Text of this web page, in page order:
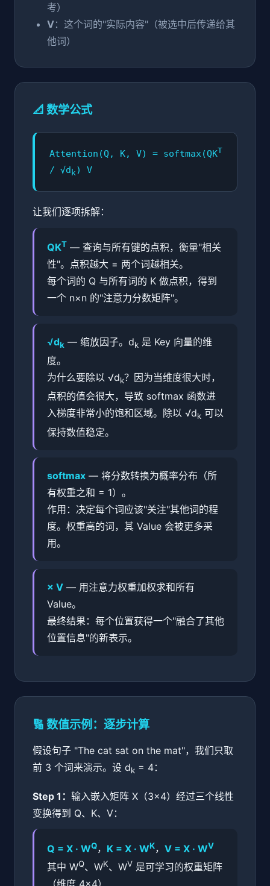
考）
V：这个词的"实际内容"（被选中后传递给其
他词）
📐 数学公式
Attention(Q, K, V) = softmax(QKT
/ √d k ) V
让我们逐项拆解：
QKT — 查询与所有键的点积，衡量"相关
性"。点积越大 = 两个词越相关。
每个词的 Q 与所有词的 K 做点积，得到
一个 n×n 的"注意力分数矩阵"。
√dk — 缩放因子。dk是 Key 向量的维
度。
为什么要除以 √dk？因为当维度很大时，
点积的值会很大，导致 softmax 函数进
入梯度非常小的饱和区域。除以 √dk可以
保持数值稳定。
softmax— 将分数转换为概率分布（所
有权重之和 = 1）。
作用：决定每个词应该"关注"其他词的程
度。权重高的词，其 Value 会被更多采
用。
× V— 用注意力权重加权求和所有
Value。
最终结果：每个位置获得一个"融合了其他
位置信息"的新表示。
🔢 数值示例：逐步计算
假设句子 "The cat sat on the mat"，我们只取
前 3 个词来演示。设 dk= 4：
Step 1： 输入嵌入矩阵 X（3×4）经过三个线性
变换得到 Q、K、V：
Q = X · WQ， K = X · WK， V = X · WV
其中 WQ、WK、WV 是可学习的权重矩阵